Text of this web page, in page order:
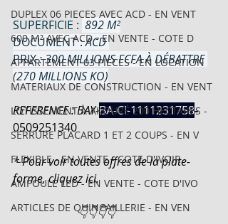
DUPLEX 06 PIECES AVEC ACD - EN VENT
600 M² AVEC ACD - EN VENTE - COTE D
APPARTEMENT 03 PIECES - EN LOCATION
MATERIAUX DE CONSTRUCTION - EN VENT
LOTISSEMENT À AKOURÉ 200 HECTARES -
SERRURE PLACARD 1 ET 2 COUPS - EN V
FLEXIBLE - EN VENTE - COTE D'IVOIR
AMPOULE LED - EN VENTE - COTE D'IVO
ARTICLES DE QUINCAILLERIE - EN VEN
SUPERFICIE : 892 M²
DOCUMENT : ACD
PRIX : 300 MILLIONS FCFA À DÉBATTRE
(270 MILLIONS KO)
REFERENCE : BAY-BA-CI-1111231758-
0509251340
* Pour voir toutes offres de la plate-
forme, cliquez ici.
👇👇👇👇